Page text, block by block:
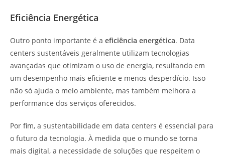
Eficiência Energética
Outro ponto importante é a eficiência energética. Data
centers sustentáveis geralmente utilizam tecnologias
avançadas que otimizam o uso de energia, resultando em
um desempenho mais eficiente e menos desperdício. Isso
não só ajuda o meio ambiente, mas também melhora a
performance dos serviços oferecidos.
Por fim, a sustentabilidade em data centers é essencial para
o futuro da tecnologia. À medida que o mundo se torna
mais digital, a necessidade de soluções que respeitem o